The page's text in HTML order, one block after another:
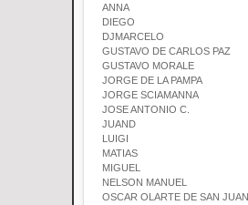
ANNA
DIEGO
DJMARCELO
GUSTAVO DE CARLOS PAZ
GUSTAVO MORALE
JORGE DE LA PAMPA
JORGE SCIAMANNA
JOSE ANTONIO C.
JUAND
LUIGI
MATIAS
MIGUEL
NELSON MANUEL
OSCAR OLARTE DE SAN JUAN